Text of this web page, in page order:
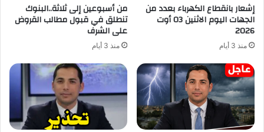
إشعار بانقطاع الكهرباء بعدد من
الجهات اليوم الاثنين 03 أوت
2026
منذ 3 أيام
من أسبوعين إلى ثلاثة..البنوك
تنطلق في قبول مطالب القروض
على الشرف
منذ 3 أيام